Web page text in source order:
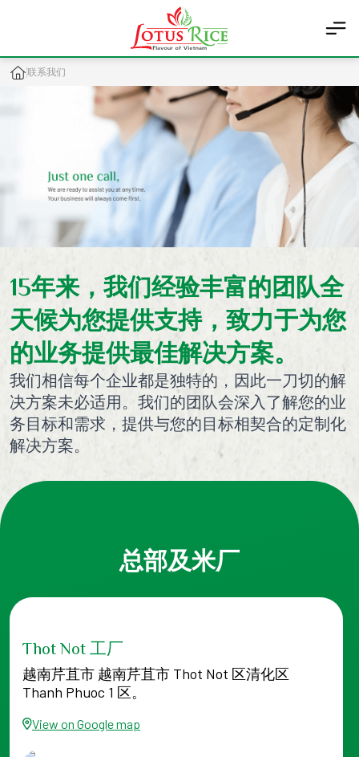
联系我们
15年来，我们经验丰富的团队全
天候为您提供支持，致力于为您
的业务提供最佳解决方案。
我们相信每个企业都是独特的，因此一刀切的解
决方案未必适用。我们的团队会深入了解您的业
务目标和需求，提供与您的目标相契合的定制化
解决方案。
总部及米厂
Thot Not 工厂
越南芹苴市 越南芹苴市 Thot Not 区清化区
Thanh Phuoc 1 区。
View on Google map